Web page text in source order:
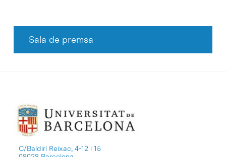
Sala de premsa
C/Baldiri Reixac, 4-12 i 15